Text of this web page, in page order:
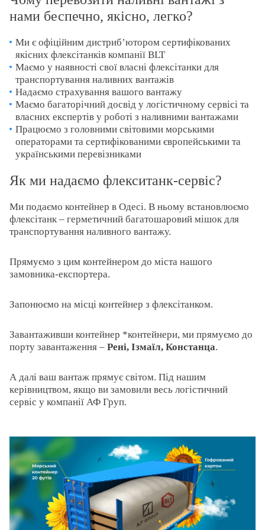
нами беспечно, якісно, легко?
Ми є офіційним дистриб’ютором сертифікованих
якісних флексітанків компанії BLT
Маємо у наявності свої власні флексітанки для
транспортування наливних вантажів
Надаємо страхування вашого вантажу
Маємо багаторічний досвід у логістичному сервісі та
власних експертів у роботі з наливними вантажами
Працюємо з головними світовими морськими
операторами та сертифікованими європейськими та
українськими перевізниками
Як ми надаємо флекситанк-сервіс?
Ми подаємо контейнер в Одесі. В ньому встановлюємо
флексітанк – герметичний багатошаровий мішок для
транспортування наливного вантажу.
Прямуємо з цим контейнером до міста нашого
замовника-експортера.
Запонюємо на місці контейнер з флексітанком.
Завантаживши контейнер *контейнери, ми прямуємо до
порту завантаження – Рені, Ізмаїл, Констанца.
А далі ваш вантаж прямує світом. Під нашим
керівництвом, якщо ви замовили весь логістичний
сервіс у компанії АФ Груп.